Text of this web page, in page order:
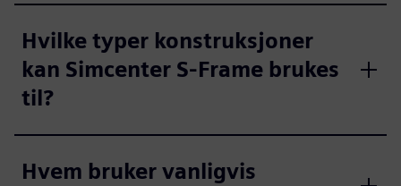
Hvilke typer konstruksjoner
kan Simcenter S-Frame brukes
til?
Hvem bruker vanligvis